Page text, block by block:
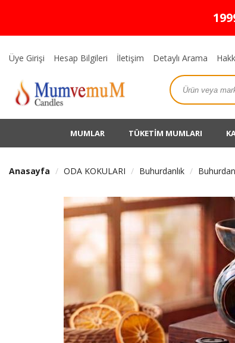
Üye Girişi Hesap Bilgileri İletişim Detaylı Arama
MUMLAR TÜKETİM MUMLARI
Anasayfa ODA KOKULARI Buhurdanlık